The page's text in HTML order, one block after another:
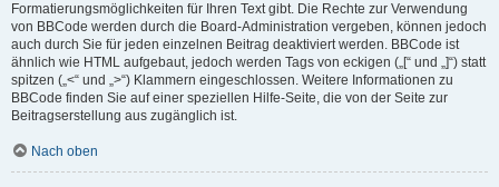
Formatierungsmöglichkeiten für Ihren Text gibt. Die Rechte zur Verwendung
von BBCode werden durch die Board-Administration vergeben, können jedoch
auch durch Sie für jeden einzelnen Beitrag deaktiviert werden. BBCode ist
ähnlich wie HTML aufgebaut, jedoch werden Tags von eckigen („[“ und „]“) statt
spitzen („<“ und „>“) Klammern eingeschlossen. Weitere Informationen zu
BBCode finden Sie auf einer speziellen Hilfe-Seite, die von der Seite zur
Beitragserstellung aus zugänglich ist.
Nach oben